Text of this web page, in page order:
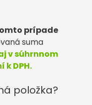
prípade
suma
v súhrnnom
DPH.
položka?